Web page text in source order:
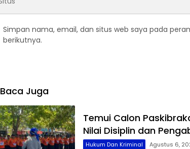
Simpan nama, email, dan situs web saya pada
berikutnya.
Baca Juga
Temui Calon
Nilai Disiplin dan
Hukum Dan Kriminal Agustus 6,